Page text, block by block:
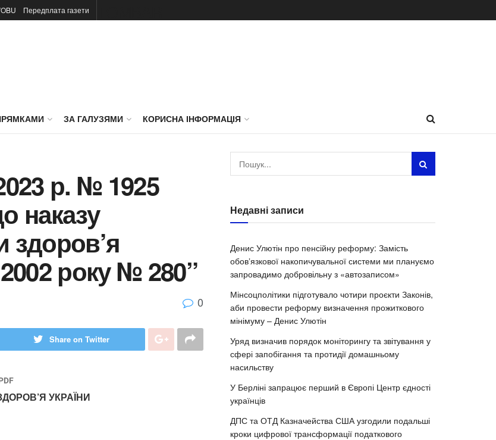
Передплата газети
ЗА ГАЛУЗЯМИ КОРИСНА ІНФОРМАЦІЯ
р. № 1925
наказу
здоров’я
року № 280”
0
Share on Twitter
УКРАЇНИ
Недавні записи
Денис Улютін про пенсійну реформу: Замість
обовʼязкової накопичувальної системи ми плануємо
запровадимо добровільну з «автозаписом»
Мінсоцполітики підготувало чотири проєкти Законів,
аби провести реформу визначення прожиткового
мінімуму – Денис Улютін
Уряд визначив порядок моніторингу та звітування у
сфері запобігання та протидії домашньому
насильству
У Берліні запрацює перший в Європі Центр єдності
українців
ДПС та ОТД Казначейства США узгодили подальші
кроки цифрової трансформації податкового